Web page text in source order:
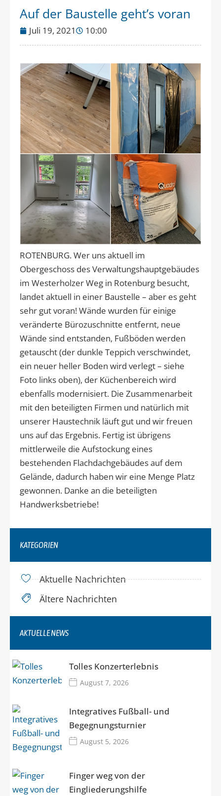
Auf der Baustelle geht’s voran
Juli 19, 2021 10:00
ROTENBURG. Wer uns aktuell im
Obergeschoss des Verwaltungshauptgebäudes
im Westerholzer Weg in Rotenburg besucht,
landet aktuell in einer Baustelle – aber es geht
sehr gut voran! Wände wurden für einige
veränderte Bürozuschnitte entfernt, neue
Wände sind entstanden, Fußböden werden
getauscht (der dunkle Teppich verschwindet,
ein neuer heller Boden wird verlegt – siehe
Foto links oben), der Küchenbereich wird
ebenfalls modernisiert. Die Zusammenarbeit
mit den beteiligten Firmen und natürlich mit
unserer Haustechnik läuft gut und wir freuen
uns auf das Ergebnis. Fertig ist übrigens
mittlerweile die Aufstockung eines
bestehenden Flachdachgebäudes auf dem
Gelände, dadurch haben wir eine Menge Platz
gewonnen. Danke an die beteiligten
Handwerksbetriebe!
KATEGORIEN
Aktuelle Nachrichten
Ältere Nachrichten
AKTUELLE NEWS
Tolles Konzerterlebnis
August 7, 2026
Integratives Fußball- und
Begegnungsturnier
August 5, 2026
Finger weg von der
Eingliederungshilfe